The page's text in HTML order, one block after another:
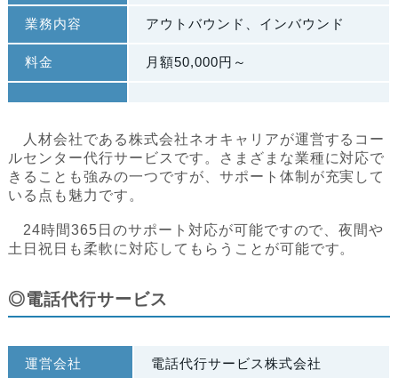
業務内容 アウトバウンド、インバウンド
料金 月額50,000円～
人材会社である株式会社ネオキャリアが運営するコー
ルセンター代行サービスです。さまざまな業種に対応で
きることも強みの一つですが、サポート体制が充実して
いる点も魅力です。
24時間365日のサポート対応が可能ですので、夜間や
土日祝日も柔軟に対応してもらうことが可能です。
◎電話代行サービス
運営会社 電話代行サービス株式会社